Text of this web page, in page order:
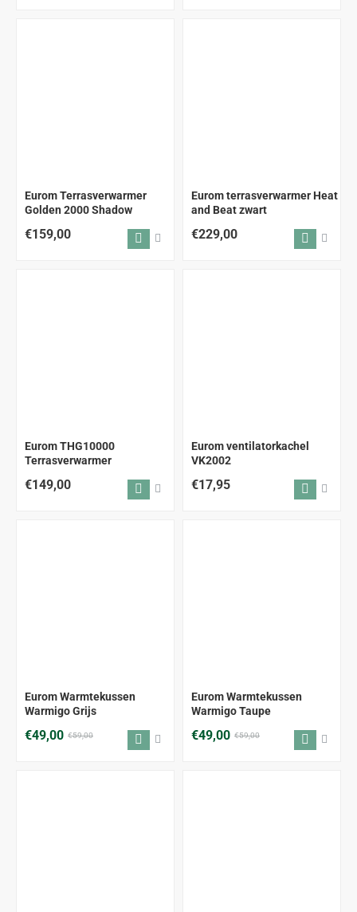
Eurom Terrasverwarmer
Golden 2000 Shadow
€159,00
Eurom terrasverwarmer Heat
and Beat zwart
€229,00
ALLEEN AFHALEN
Eurom THG10000
Terrasverwarmer
€149,00
Eurom ventilatorkachel
VK2002
€17,95
Eurom Warmtekussen
Warmigo Grijs
€49,00 €59,00
Eurom Warmtekussen
Warmigo Taupe
€49,00 €59,00